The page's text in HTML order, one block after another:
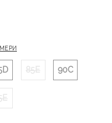
85E 90C